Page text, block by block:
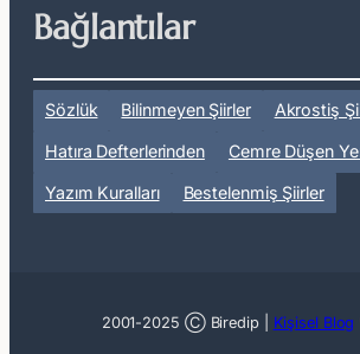
Bağlantılar
Sözlük Bilinmeyen Şiirler Akrostiş
Hatıra Defterlerinden Cemre Düşen
Yazım Kuralları Bestelenmiş Şiirler
2001-2025 Ⓒ Biredip | Kişisel Blog